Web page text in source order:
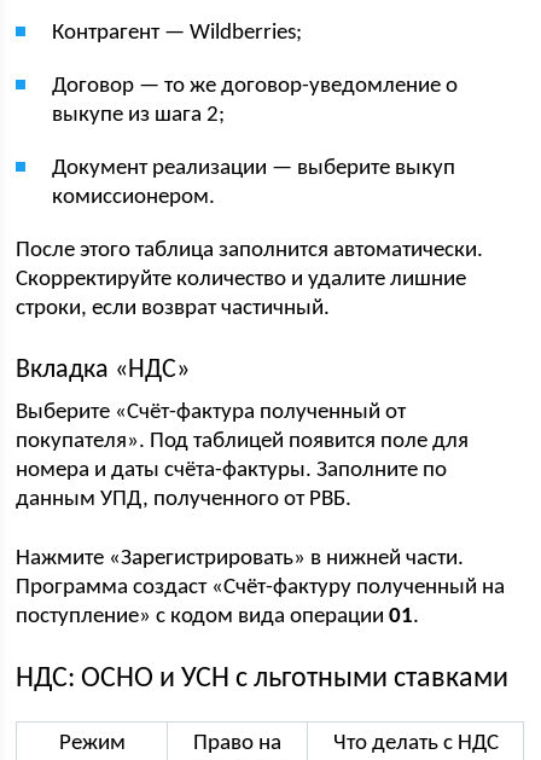
Контрагент — Wildberries;
Договор — то же договор-уведомление о
выкупе из шага 2;
Документ реализации — выберите выкуп
комиссионером.
После этого таблица заполнится автоматически.
Скорректируйте количество и удалите лишние
строки, если возврат частичный.
Вкладка «НДС»
Выберите «Счёт-фактура полученный от
покупателя». Под таблицей появится поле для
номера и даты счёта-фактуры. Заполните по
данным УПД, полученного от РВБ.
Нажмите «Зарегистрировать» в нижней части.
Программа создаст «Счёт-фактуру полученный на
поступление» с кодом вида операции01.
НДС: ОСНО и УСН с льготными ставками
Режим
Право на
Что делать с НДС